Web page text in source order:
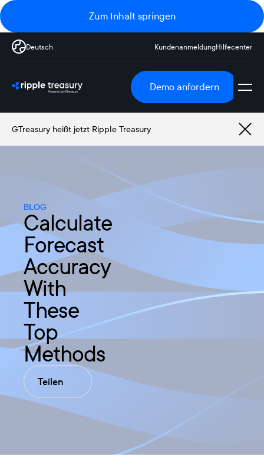
Zum Inhalt springen
Deutsch KundenanmeldungHilfecenter
Demo anfordern
GTreasury heißt jetzt Ripple Treasury
BLOG
Calculate
Forecast
Accuracy
With
These
Top
Methods
Teilen